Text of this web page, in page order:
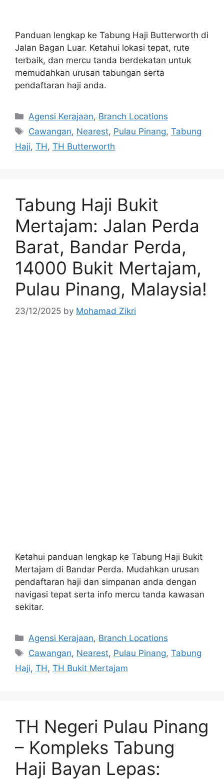
Panduan lengkap ke Tabung Haji Butterworth di
Jalan Bagan Luar. Ketahui lokasi tepat, rute
terbaik, dan mercu tanda berdekatan untuk
memudahkan urusan tabungan serta
pendaftaran haji anda.
Categories
Agensi Kerajaan, Branch Locations
Tags
Cawangan, Nearest, Pulau Pinang,Tabung
Haji, TH , TH Butterworth
Tabung Haji Bukit
Mertajam: Jalan Perda
Barat, Bandar Perda,
14000 Bukit Mertajam,
Pulau Pinang, Malaysia!
23/12/2025 by Mohamad Zikri
Ketahui panduan lengkap ke Tabung Haji Bukit
Mertajam di Bandar Perda. Mudahkan urusan
pendaftaran haji dan simpanan anda dengan
navigasi tepat serta info mercu tanda kawasan
sekitar.
Categories
Agensi Kerajaan, Branch Locations
Tags
Cawangan, Nearest, Pulau Pinang,Tabung
Haji, TH, TH Bukit Mertajam
TH Negeri Pulau Pinang
– Kompleks Tabung
Haji Bayan Lepas: